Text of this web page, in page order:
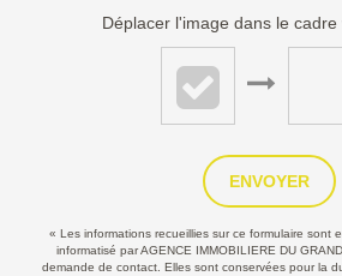
Déplacer l'image dans le cadre
ENVOYER
« Les informations recueillies sur ce formulaire sont
informatisé par AGENCE IMMOBILIERE DU
demande de contact. Elles sont conservées pour la